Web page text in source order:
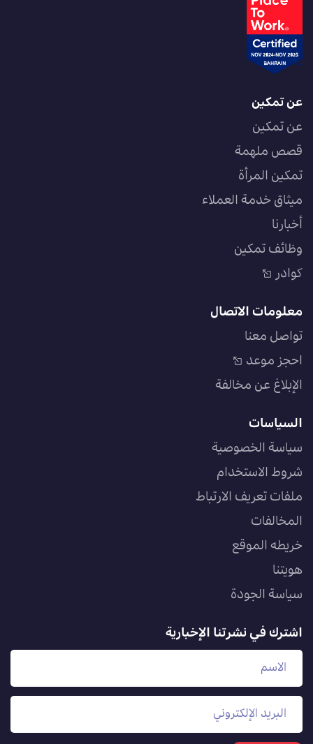
عن تمكين
عن تمكين
قصص ملهمة
تمكين المرأة
ميثاق خدمة العملاء
أخبارنا
وظائف تمكين
كوادر
معلومات الاتصال
تواصل معنا
احجز موعد
الإبلاغ عن مخالفة
السياسات
سياسة الخصوصية
شروط الاستخدام
ملفات تعريف الارتباط
المخالفات
خريطه الموقع
هويتنا
سياسة الجودة
اشترك في نشرتنا الإخبارية